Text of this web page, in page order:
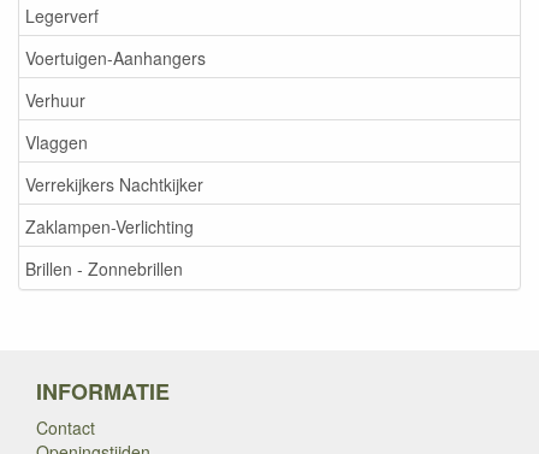
Legerverf
Voertuigen-Aanhangers
Verhuur
Vlaggen
Verrekijkers Nachtkijker
Zaklampen-Verlichting
Brillen - Zonnebrillen
INFORMATIE
Contact